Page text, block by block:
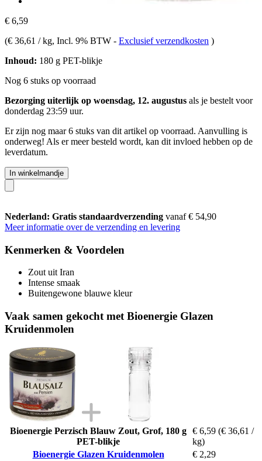
€ 6,59
(€ 36,61 / kg, Incl. 9% BTW - Exclusief verzendkosten )
Inhoud: 180 g PET-blikje
Nog 6 stuks op voorraad
Bezorging uiterlijk op woensdag, 12. augustus als je bestelt voor
donderdag 23:59 uur.
Er zijn nog maar 6 stuks van dit artikel op voorraad. Aanvulling is
onderweg! Als er meer besteld wordt, kan dit invloed hebben op de
leverdatum.
In winkelmandje
Nederland: Gratis standaardverzending vanaf € 54,90
Meer informatie over de verzending en levering
Kenmerken & Voordelen
Zout uit Iran
Intense smaak
Buitengewone blauwe kleur
Vaak samen gekocht met Bioenergie Glazen
Kruidenmolen
Bioenergie Perzisch Blauw Zout, Grof, 180 g
PET-blikje
€ 6,59 (€ 36,61 /
kg)
Bioenergie Glazen Kruidenmolen
€ 2,29